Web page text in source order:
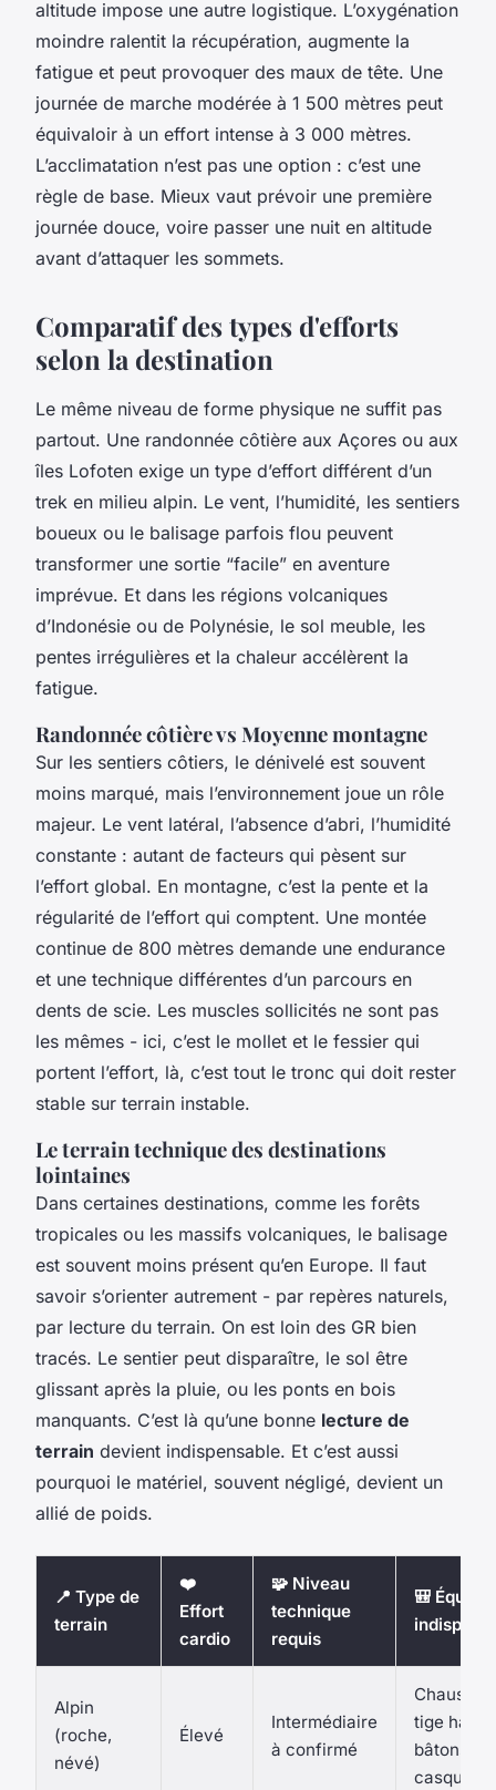
altitude impose une autre logistique. L’oxygénation
moindre ralentit la récupération, augmente la
fatigue et peut provoquer des maux de tête. Une
journée de marche modérée à 1 500 mètres peut
équivaloir à un effort intense à 3 000 mètres.
L’acclimatation n’est pas une option : c’est une
règle de base. Mieux vaut prévoir une première
journée douce, voire passer une nuit en altitude
avant d’attaquer les sommets.
Comparatif des types d'efforts
selon la destination
Le même niveau de forme physique ne suffit pas
partout. Une randonnée côtière aux Açores ou aux
îles Lofoten exige un type d’effort différent d’un
trek en milieu alpin. Le vent, l’humidité, les sentiers
boueux ou le balisage parfois flou peuvent
transformer une sortie “facile” en aventure
imprévue. Et dans les régions volcaniques
d’Indonésie ou de Polynésie, le sol meuble, les
pentes irrégulières et la chaleur accélèrent la
fatigue.
Randonnée côtière vs Moyenne montagne
Sur les sentiers côtiers, le dénivelé est souvent
moins marqué, mais l’environnement joue un rôle
majeur. Le vent latéral, l’absence d’abri, l’humidité
constante : autant de facteurs qui pèsent sur
l’effort global. En montagne, c’est la pente et la
régularité de l’effort qui comptent. Une montée
continue de 800 mètres demande une endurance
et une technique différentes d’un parcours en
dents de scie. Les muscles sollicités ne sont pas
les mêmes - ici, c’est le mollet et le fessier qui
portent l’effort, là, c’est tout le tronc qui doit rester
stable sur terrain instable.
Le terrain technique des destinations
lointaines
Dans certaines destinations, comme les forêts
tropicales ou les massifs volcaniques, le balisage
est souvent moins présent qu’en Europe. Il faut
savoir s’orienter autrement - par repères naturels,
par lecture du terrain. On est loin des GR bien
tracés. Le sentier peut disparaître, le sol être
glissant après la pluie, ou les ponts en bois
manquants. C’est là qu’une bonne lecture de
terrain devient indispensable. Et c’est aussi
pourquoi le matériel, souvent négligé, devient un
allié de poids.
📍 Type de
terrain
❤️
Effort
cardio
🧩 Niveau
technique
requis
🎒
Alpin
(roche,
névé)
Élevé
Intermédiaire
à confirmé
tige
bâtons,
casquette